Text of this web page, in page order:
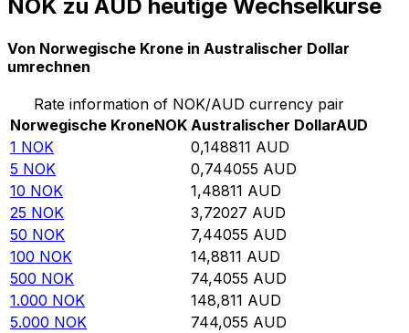
NOK zu AUD heutige Wechselkurse
Von Norwegische Krone in Australischer Dollar
umrechnen
Rate information of NOK/AUD currency pair
Norwegische KroneNOK Australischer DollarAUD
1 NOK 0,148811 AUD
5 NOK 0,744055 AUD
10 NOK 1,48811 AUD
25 NOK 3,72027 AUD
50 NOK 7,44055 AUD
100 NOK 14,8811 AUD
500 NOK 74,4055 AUD
1.000 NOK 148,811 AUD
5.000 NOK 744,055 AUD